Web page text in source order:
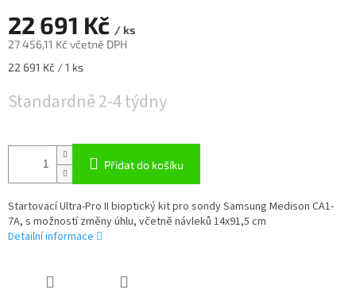
22 691 Kč / ks
27 456,11 Kč včetně DPH
Měrná
22 691 Kč / 1 ks
Standardně 2-4 týdny
Přidat do košíku
Startovací Ultra-Pro II bioptický kit pro sondy Samsung Medison CA1-
7A, s možností změny úhlu, včetně návleků 14x91,5 cm
Detailní informace